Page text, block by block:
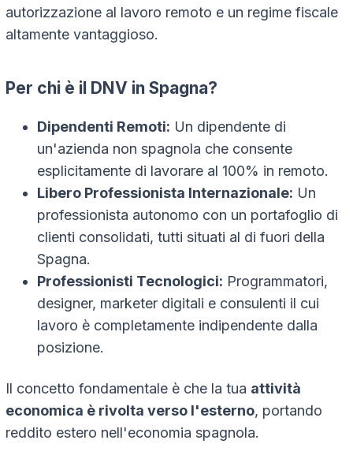
autorizzazione al lavoro remoto e un regime fiscale
altamente vantaggioso.
Per chi è il DNV in Spagna?
Dipendenti Remoti: Un dipendente di
un'azienda non spagnola che consente
esplicitamente di lavorare al 100% in remoto.
Libero Professionista Internazionale: Un
professionista autonomo con un portafoglio di
clienti consolidati, tutti situati al di fuori della
Spagna.
Professionisti Tecnologici: Programmatori,
designer, marketer digitali e consulenti il cui
lavoro è completamente indipendente dalla
posizione.
Il concetto fondamentale è che la tua attività
economica è rivolta verso l'esterno, portando
reddito estero nell'economia spagnola.